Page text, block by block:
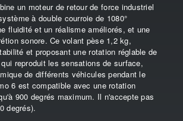
un moteur de retour de force industriel
à double courroie de 1080°
fluidité et un réalisme améliorés, et une
sonore. Ce volant pèse 1,2 kg,
et proposant une rotation réglable de
qui reproduit les sensations de surface,
de différents véhicules pendant le
6 est compatible avec une rotation
900 degrés maximum. Il n'accepte pas
degrés).